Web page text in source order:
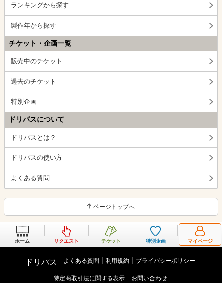
ランキングから探す
製作年から探す
チケット・企画一覧
販売中のチケット
過去のチケット
特別企画
ドリパスについて
ドリパスとは？
ドリパスの使い方
よくある質問
ページトップへ
ホーム リクエスト チケット 特別企画 マイページ
ドリパス よくある質問 利用規約 プライバシーポリシー
特定商取引法に関する表示 お問い合わせ